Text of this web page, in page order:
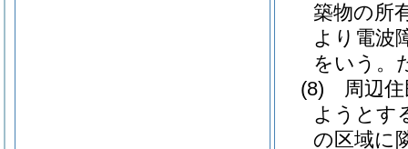
築物の所
より電波
をいう。
(8)
周辺
ようとす
の区域に